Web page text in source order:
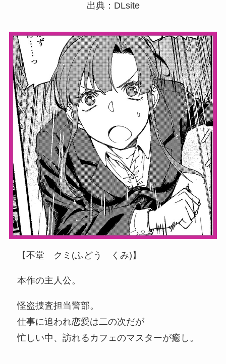
出典：DLsite
【不堂 クミ(ふどう くみ)】
本作の主人公。
怪盗捜査担当警部。
仕事に追われ恋愛は二の次だが
忙しい中、訪れるカフェのマスターが癒し。